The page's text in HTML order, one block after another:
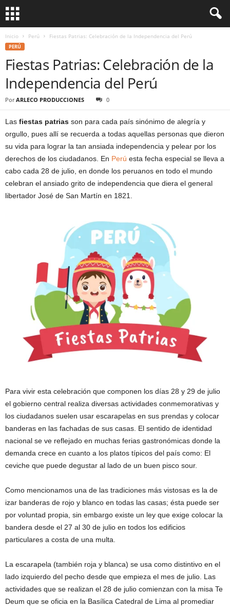
Inicio Perú Fiestas Patrias: Celebración de la Independencia del Perú
PERÚ
Fiestas Patrias: Celebración de la
Independencia del Perú
Por ARLECO PRODUCCIONES 0
Las fiestas patrias son para cada país sinónimo de alegría y
orgullo, pues allí se recuerda a todas aquellas personas que dieron
su vida para lograr la tan ansiada independencia y pelear por los
derechos de los ciudadanos. En Perú esta fecha especial se lleva a
cabo cada 28 de julio, en donde los peruanos en todo el mundo
celebran el ansiado grito de independencia que diera el general
libertador José de San Martín en 1821.
Para vivir esta celebración que componen los días 28 y 29 de julio
el gobierno central realiza diversas actividades conmemorativas y
los ciudadanos suelen usar escarapelas en sus prendas y colocar
banderas en las fachadas de sus casas. El sentido de identidad
nacional se ve reflejado en muchas ferias gastronómicas donde la
demanda crece en cuanto a los platos típicos del país como: El
ceviche que puede degustar al lado de un buen pisco sour.
Como mencionamos una de las tradiciones más vistosas es la de
izar banderas de rojo y blanco en todas las casas; ésta puede ser
por voluntad propia, sin embargo existe un ley que exige colocar la
bandera desde el 27 al 30 de julio en todos los edificios
particulares a costa de una multa.
La escarapela (también roja y blanca) se usa como distintivo en el
lado izquierdo del pecho desde que empieza el mes de julio. Las
actividades que se realizan el 28 de julio comienzan con la misa Te
Deum que se oficia en la Basílica Catedral de Lima al promediar